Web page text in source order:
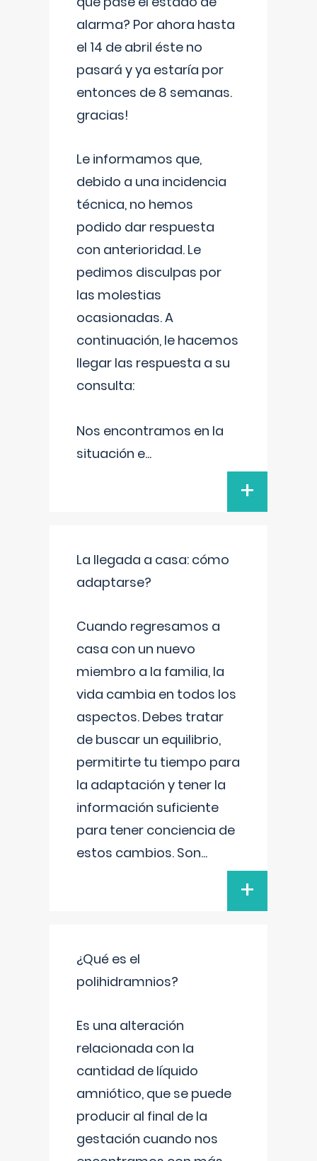
alarma? Por ahora hasta
el 14 de abril éste no
pasará y ya estaría por
entonces de 8 semanas.
gracias!
Le informamos que,
debido a una incidencia
técnica, no hemos
podido dar respuesta
con anterioridad. Le
pedimos disculpas por
las molestias
ocasionadas. A
continuación, le hacemos
llegar las respuesta a su
consulta:
Nos encontramos en la
situación e...
+
La llegada a casa: cómo
adaptarse?
Cuando regresamos a
casa con un nuevo
miembro a la familia, la
vida cambia en todos los
aspectos. Debes tratar
de buscar un equilibrio,
permitirte tu tiempo para
la adaptación y tener la
información suficiente
para tener conciencia de
estos cambios. Son...
+
¿Qué es el
polihidramnios?
Es una alteración
relacionada con la
cantidad de líquido
amniótico, que se puede
producir al final de la
gestación cuando nos